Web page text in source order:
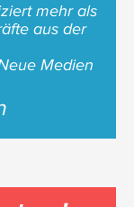
mehr als
aus der
Medien